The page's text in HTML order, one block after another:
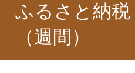
ふるさと納
（週間）